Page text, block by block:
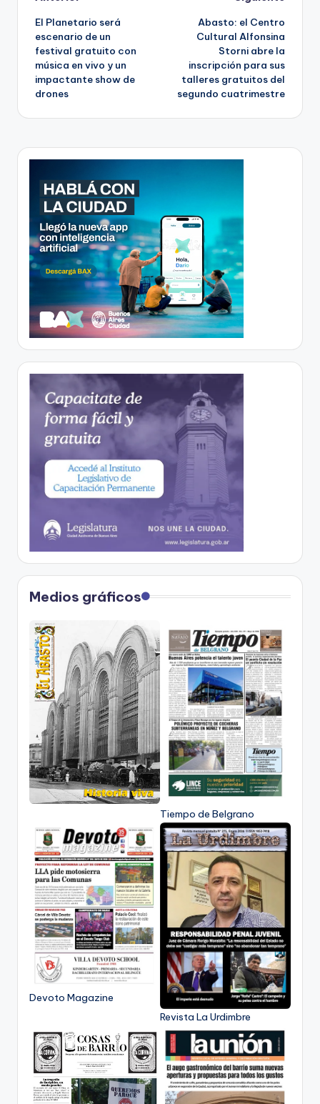
navigation
El Planetario será
escenario de un
festival gratuito con
música en vivo y un
impactante show de
drones
Abasto: el Centro
Cultural Alfonsina
Storni abre la
inscripción para sus
talleres gratuitos del
segundo cuatrimestre
Medios gráficos
Tiempo de Belgrano
Devoto Magazine
Revista La Urdimbre